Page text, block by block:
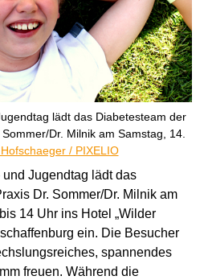
lädt das Diabetesteam der
Dr. Milnik am Samstag, 14.
/ PIXELIO
Jugendtag lädt das
Dr. Sommer/Dr. Milnik am
14 Uhr ins Hotel „Wilder
ein. Die Besucher
spannendes
freuen. Während die